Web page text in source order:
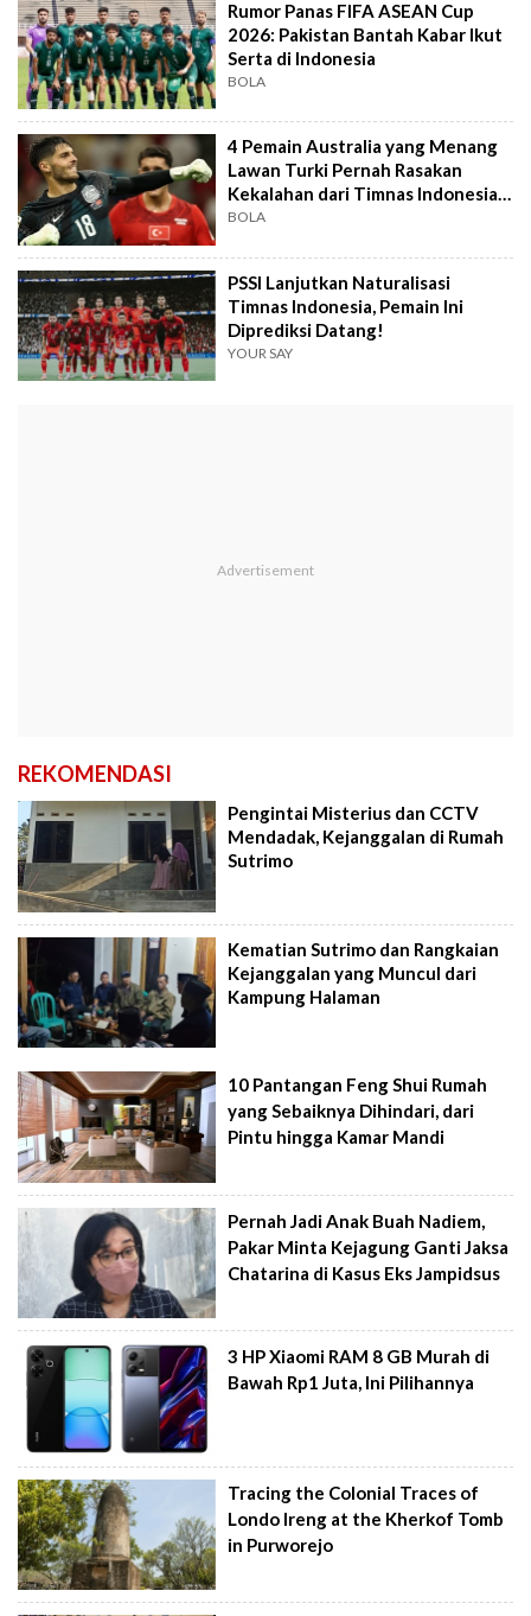
Rumor Panas FIFA ASEAN Cup
2026: Pakistan Bantah Kabar Ikut
Serta di Indonesia
BOLA
4 Pemain Australia yang Menang
Lawan Turki Pernah Rasakan
Kekalahan dari Timnas Indonesia
U-23
BOLA
PSSI Lanjutkan Naturalisasi
Timnas Indonesia, Pemain Ini
Diprediksi Datang!
YOUR SAY
REKOMENDASI
Pengintai Misterius dan CCTV
Mendadak, Kejanggalan di Rumah
Sutrimo
Kematian Sutrimo dan Rangkaian
Kejanggalan yang Muncul dari
Kampung Halaman
10 Pantangan Feng Shui Rumah
yang Sebaiknya Dihindari, dari
Pintu hingga Kamar Mandi
Pernah Jadi Anak Buah Nadiem,
Pakar Minta Kejagung Ganti Jaksa
Chatarina di Kasus Eks Jampidsus
3 HP Xiaomi RAM 8 GB Murah di
Bawah Rp1 Juta, Ini Pilihannya
Tracing the Colonial Traces of
Londo Ireng at the Kherkof Tomb
in Purworejo